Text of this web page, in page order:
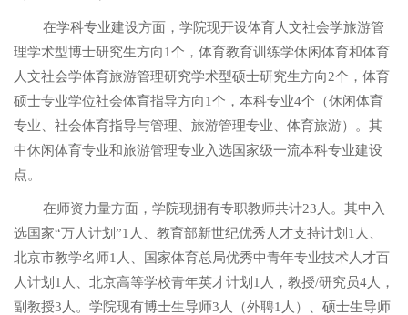
在学科专业建设方面，学院现开设体育人文社会学旅游管
理学术型博士研究生方向1个，体育教育训练学休闲体育和体育
人文社会学体育旅游管理研究学术型硕士研究生方向2个，体育
硕士专业学位社会体育指导方向1个，本科专业4个（休闲体育
专业、社会体育指导与管理、旅游管理专业、体育旅游）。其
中休闲体育专业和旅游管理专业入选国家级一流本科专业建设
点。
在师资力量方面，学院现拥有专职教师共计23人。其中入
选国家“万人计划”1人、教育部新世纪优秀人才支持计划1人、
北京市教学名师1人、国家体育总局优秀中青年专业技术人才百
人计划1人、北京高等学校青年英才计划1人，教授/研究员4人，
副教授3人。学院现有博士生导师3人（外聘1人）、硕士生导师